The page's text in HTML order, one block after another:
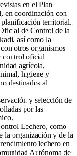
en el Plan
en coordinación con
planificación territorial.
de Control de la
así como la
otros organismos
control oficial
agrícola,
higiene y
destinados al
y selección de
por las
Lechero, como
la organización y de la
lechero en
Autónoma de